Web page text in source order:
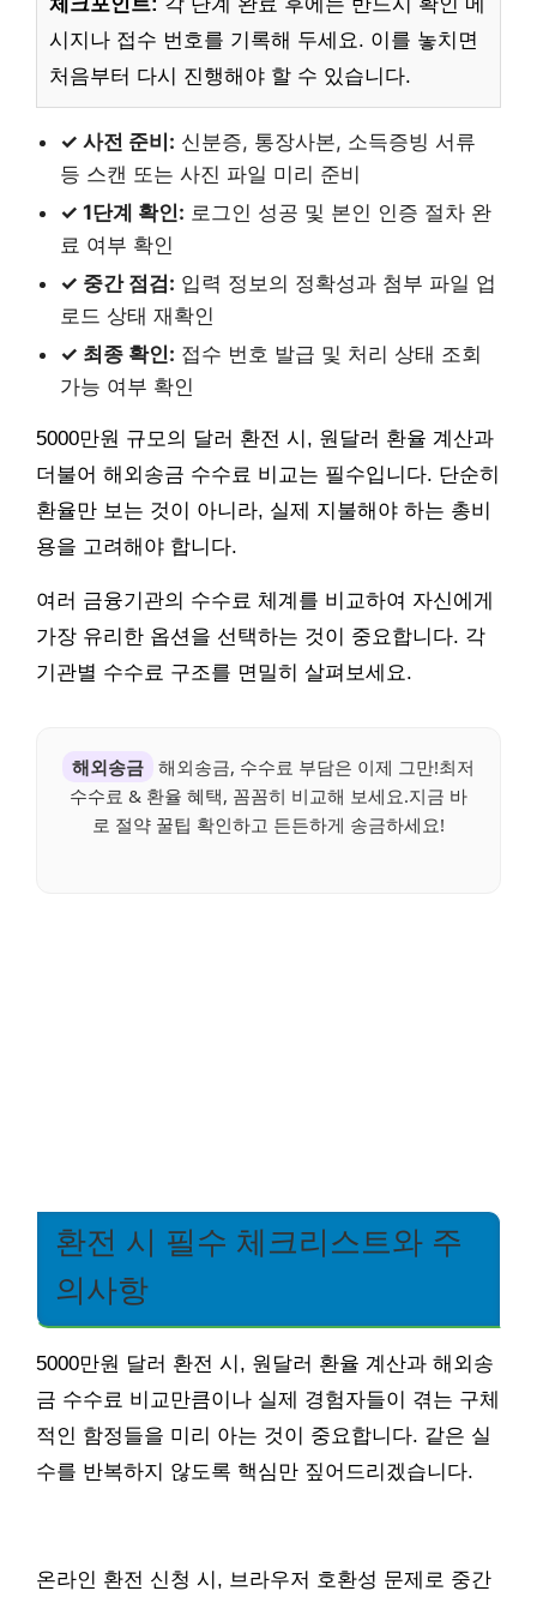
시지나 접수 번호를 기록해 두세요. 이를 놓치면
처음부터 다시 진행해야 할 수 있습니다.
✓ 사전 준비: 신분증, 통장사본, 소득증빙 서류
등 스캔 또는 사진 파일 미리 준비
✓ 1단계 확인: 로그인 성공 및 본인 인증 절차 완
료 여부 확인
✓ 중간 점검: 입력 정보의 정확성과 첨부 파일 업
로드 상태 재확인
✓ 최종 확인: 접수 번호 발급 및 처리 상태 조회
가능 여부 확인
5000만원 규모의 달러 환전 시, 원달러 환율 계산과
더불어 해외송금 수수료 비교는 필수입니다. 단순히
환율만 보는 것이 아니라, 실제 지불해야 하는 총비
용을 고려해야 합니다.
여러 금융기관의 수수료 체계를 비교하여 자신에게
가장 유리한 옵션을 선택하는 것이 중요합니다. 각
기관별 수수료 구조를 면밀히 살펴보세요.
해외송금 해외송금, 수수료 부담은 이제 그만!최저
수수료 & 환율 혜택, 꼼꼼히 비교해 보세요.지금 바
로 절약 꿀팁 확인하고 든든하게 송금하세요!
환전 시 필수 체크리스트와 주
의사항
5000만원 달러 환전 시, 원달러 환율 계산과 해외송
금 수수료 비교만큼이나 실제 경험자들이 겪는 구체
적인 함정들을 미리 아는 것이 중요합니다. 같은 실
수를 반복하지 않도록 핵심만 짚어드리겠습니다.
온라인 환전 신청 시, 브라우저 호환성 문제로 중간